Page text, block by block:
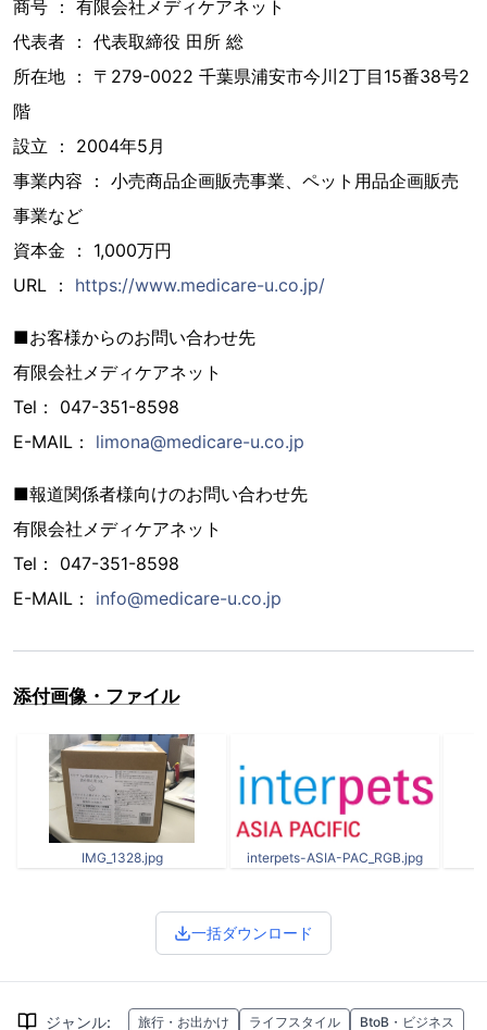
商号 ： 有限会社メディケアネット
代表者 ： 代表取締役 田所 総
所在地 ： 〒279-0022 千葉県浦安市今川2丁目15番38号2
階
設立 ： 2004年5月
事業内容 ： 小売商品企画販売事業、ペット用品企画販売
事業など
資本金 ： 1,000万円
URL ： https://www.medicare-u.co.jp/
■お客様からのお問い合わせ先
有限会社メディケアネット
Tel： 047-351-8598
E-MAIL： limona@medicare-u.co.jp
■報道関係者様向けのお問い合わせ先
有限会社メディケアネット
Tel： 047-351-8598
E-MAIL： info@medicare-u.co.jp
添付画像・ファイル
IMG_1328.jpg interpets-ASIA-PAC_RGB.jpg
一括ダウンロード
ジャンル: 旅行・お出かけ ライフスタイル BtoB・ビジネス